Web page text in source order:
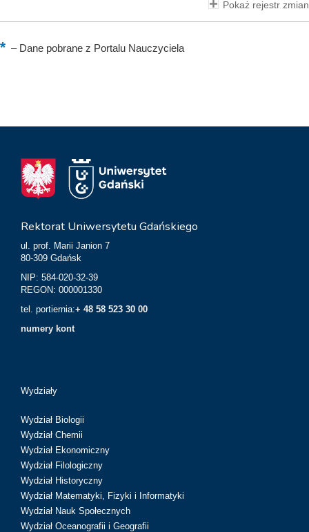
Pokaż rejestr zmian
–Dane pobrane z Portalu Nauczyciela
Rektorat Uniwersytetu Gdańskiego
ul. prof. Marii Janion 7
80-309 Gdańsk
NIP: 584-020-32-39
REGON: 000001330
tel. portiernia:+ 48 58 523 30 00
numery kont
Wydziały
Wydział Biologii
Wydział Chemii
Wydział Ekonomiczny
Wydział Filologiczny
Wydział Historyczny
Wydział Matematyki, Fizyki i Informatyki
Wydział Nauk Społecznych
Wydział Oceanografii i Geografii